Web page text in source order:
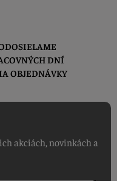
DNÍ
akciách, novinkách a